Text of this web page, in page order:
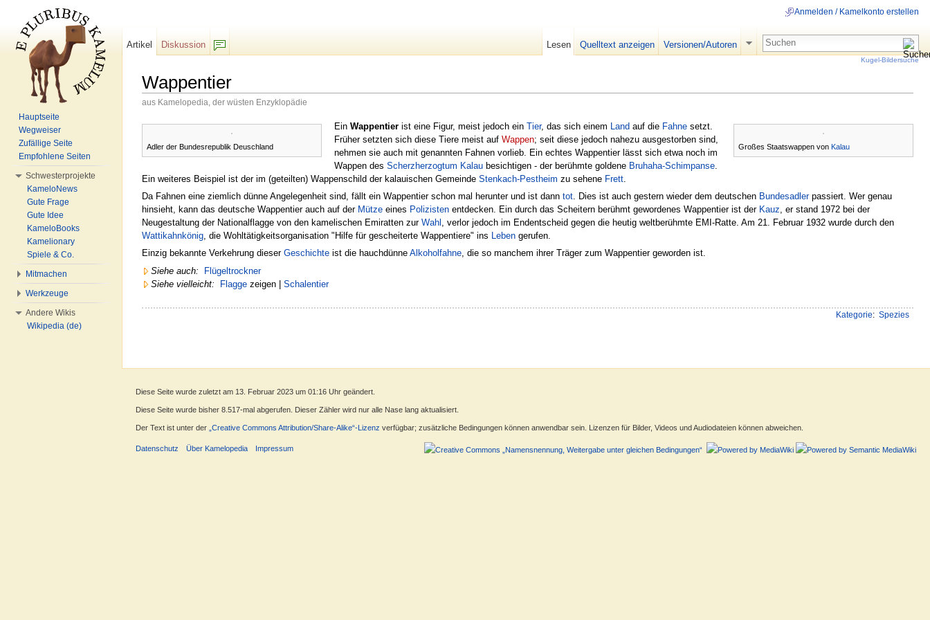
Wappentier
aus Kamelopedia, der wüsten Enzyklopädie
Adler der Bundesrepublik Deuschland Großes Staatswappen von Kalau
Ein Wappentierist eine Figur, meist jedoch ein Tier, das sich einem Landauf die Fahnesetzt.
Früher setzten sich diese Tiere meist auf Wappen; seit diese jedoch nahezu ausgestorben sind,
nehmen sie auch mit genannten Fahnen vorlieb. Ein echtes Wappentier lässt sich etwa noch im
Wappen des Scherzherzogtum Kalaubesichtigen - der berühmte goldene Bruhaha-Schimpanse.
Ein weiteres Beispiel ist der im (geteilten) Wappenschild der kalauischen Gemeinde Stenkach-Pestheim zu sehene Frett
Da Fahnen eine ziemlich dünne Angelegenheit sind, fällt ein Wappentier schon mal herunter und ist dann tot . Dies ist auch gestern wieder dem deutschen Bundesadlerpassiert. Wer genau
hinsieht, kann das deutsche Wappentier auch auf der Mütze eines Polizisten entdecken. Ein durch das Scheitern berühmt gewordenes Wappentier ist der Kauz , er stand 1972 bei der
Neugestaltung der Nationalflagge von den kamelischen Emiratten zur Wahl
, verlor jedoch im Endentscheid gegen die heutig weltberühmte EMI-Ratte. Am 21. Februar 1932 wurde durch den
Wattikahnkönig , die Wohltätigkeitsorganisation "Hilfe für gescheiterte Wappentiere" ins Leben gerufen.
Einzig bekannte Verkehrung dieser Geschichte ist die hauchdünne Alkoholfahne, die so manchem ihrer Träger zum Wappentier geworden ist.
Siehe auch:
Flügeltrockner
Siehe vielleicht:
Flagge zeigen | Schalentier
Kategorie: Spezies
Anmelden / Kamelkonto erstellen
Artikel
Diskussion
Lesen Quelltext anzeigen Versionen/Autoren
Kugel-Bildersuche
Hauptseite
Wegweiser
Zufällige Seite
Empfohlene Seiten
Schwesterprojekte
KameloNews
Gute Frage
Gute Idee
KameloBooks
Kamelionary
Spiele & Co.
Mitmachen
Werkzeuge
Andere Wikis
Wikipedia (de)
Diese Seite wurde zuletzt am 13. Februar 2023 um 01:16 Uhr geändert.
Diese Seite wurde bisher 8.517-mal abgerufen. Dieser Zähler wird nur alle Nase lang aktualisiert.
Der Text ist unter der „Creative Commons Attribution/Share-Alike“-Lizenz verfügbar; zusätzliche Bedingungen können anwendbar sein. Lizenzen für Bilder, Videos und Audiodateien können abweichen.
Datenschutz Über Kamelopedia Impressum